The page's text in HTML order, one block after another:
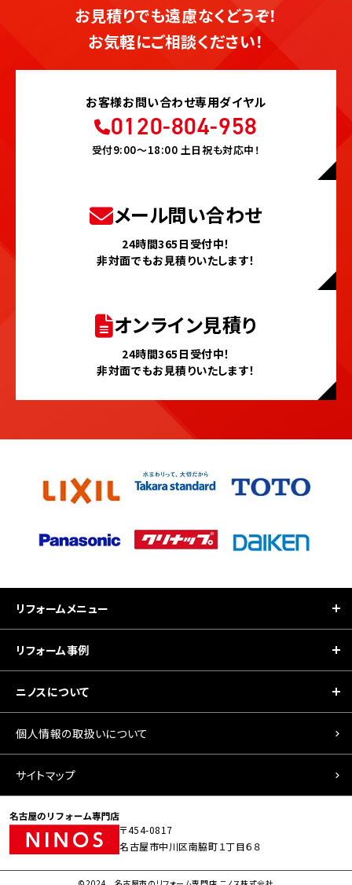
お見積りでも遠慮なくどうぞ！
お気軽にご相談ください！
お客様お問い合わせ専用ダイヤル
0120-804-958
受付9:00〜18:00 土日祝も対応中！
メール問い合わせ
24時間365日受付中！
非対面でもお見積りいたします！
オンライン見積り
24時間365日受付中！
非対面でもお見積りいたします！
〒454-0817
名古屋市中川区南脇町１丁目６８
リフォームメニュー
リフォーム事例
ニノスについて
個人情報の取扱いについて
サイトマップ